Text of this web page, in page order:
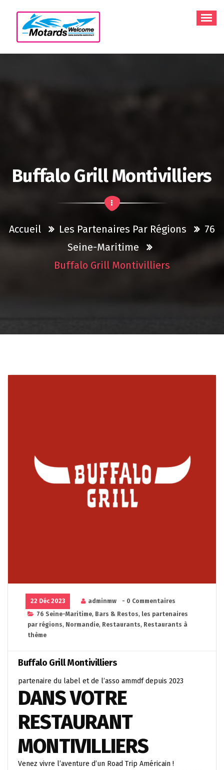
contenu
Buffalo Grill Montivilliers
Accueil Les Partenaires Par Régions
76
Seine-Maritime
Buffalo Grill Montivilliers
22 Déc 2023 adminmw
- 0 Commentaires
76 Seine-Maritime, Bars & Restos, les partenaires
par régions, Normandie, Restaurants, Restaurants à
thème
Buffalo Grill Montivilliers
partenaire du label et de l’asso ammdf depuis 2023
DANS VOTRE
RESTAURANT
MONTIVILLIERS
Venez vivre l’aventure d’un Road Trip Américain !